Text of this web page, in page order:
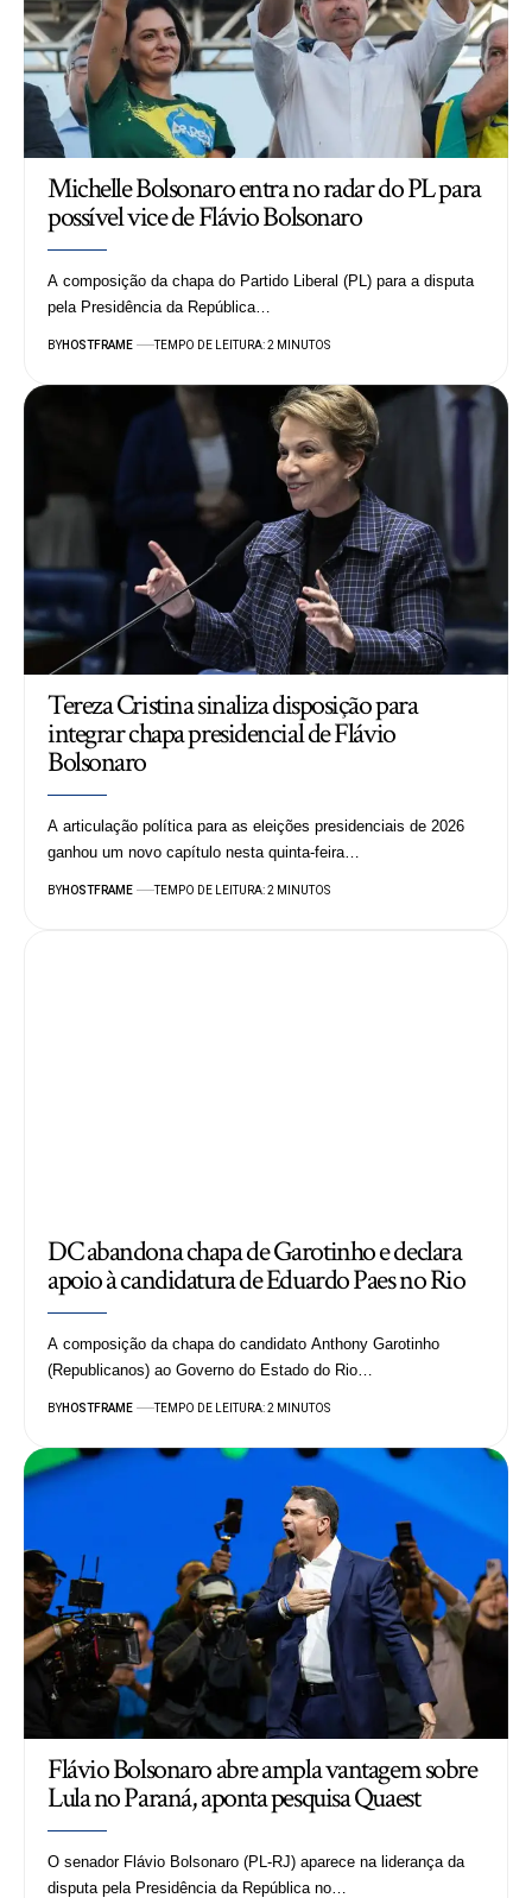
Michelle Bolsonaro entra no radar do PL para
possível vice de Flávio Bolsonaro
A composição da chapa do Partido Liberal (PL) para a disputa
pela Presidência da República…
BYHOSTFRAME TEMPO DE LEITURA: 2 MINUTOS
Tereza Cristina sinaliza disposição para
integrar chapa presidencial de Flávio
Bolsonaro
A articulação política para as eleições presidenciais de 2026
ganhou um novo capítulo nesta quinta-feira…
BYHOSTFRAME TEMPO DE LEITURA: 2 MINUTOS
DC abandona chapa de Garotinho e declara
apoio à candidatura de Eduardo Paes no Rio
A composição da chapa do candidato Anthony Garotinho
(Republicanos) ao Governo do Estado do Rio…
BYHOSTFRAME TEMPO DE LEITURA: 2 MINUTOS
Flávio Bolsonaro abre ampla vantagem sobre
Lula no Paraná, aponta pesquisa Quaest
O senador Flávio Bolsonaro (PL-RJ) aparece na liderança da
disputa pela Presidência da República no…